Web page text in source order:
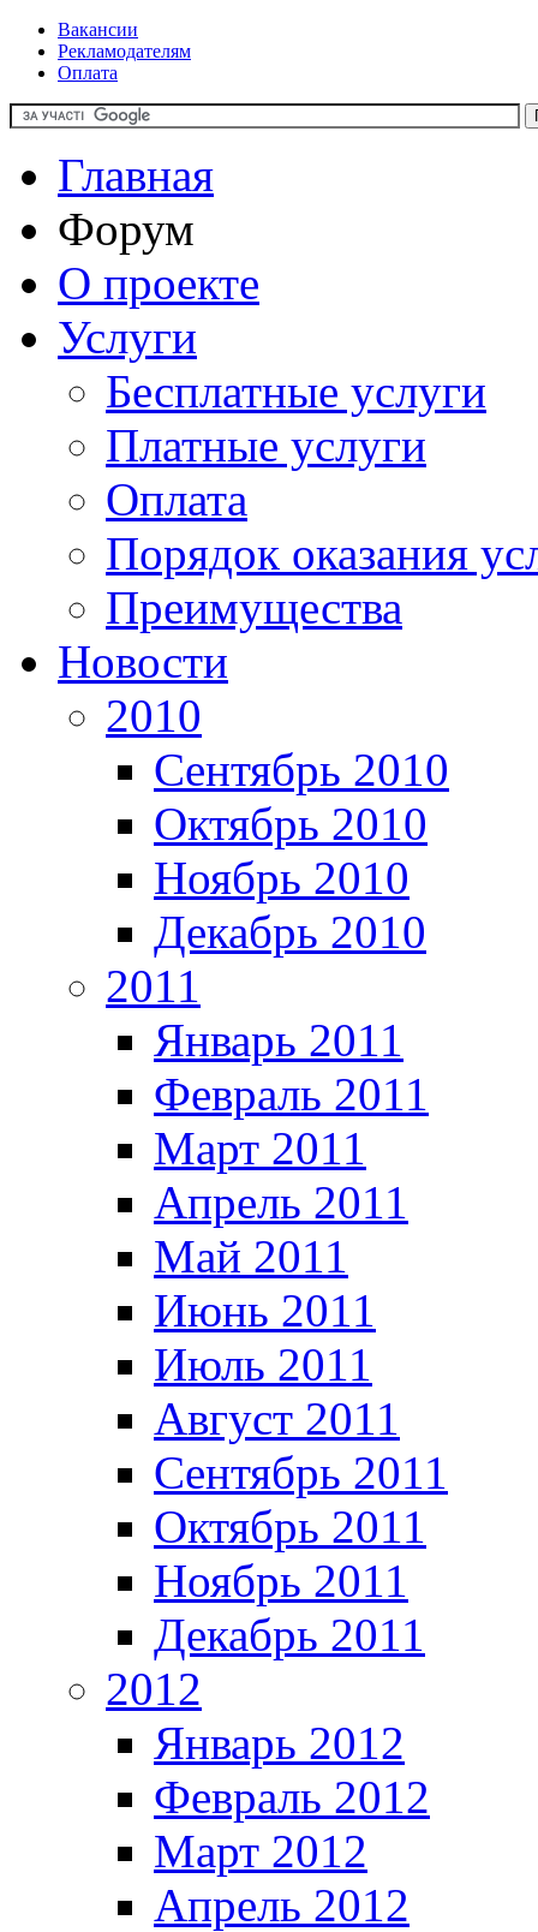
Вакансии
Рекламодателям
Оплата
Главная
Форум
О проекте
Услуги
Бесплатные услуги
Платные услуги
Оплата
Порядок оказания
Преимущества
Новости
2010
Сентябрь 2010
Октябрь 2010
Ноябрь 2010
Декабрь 2010
2011
Январь 2011
Февраль 2011
Март 2011
Апрель 2011
Май 2011
Июнь 2011
Июль 2011
Август 2011
Сентябрь 2011
Октябрь 2011
Ноябрь 2011
Декабрь 2011
2012
Январь 2012
Февраль 2012
Март 2012
Апрель 2012